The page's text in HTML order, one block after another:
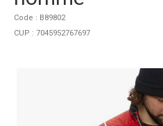
Code : B89802
CUP : 7045952767697